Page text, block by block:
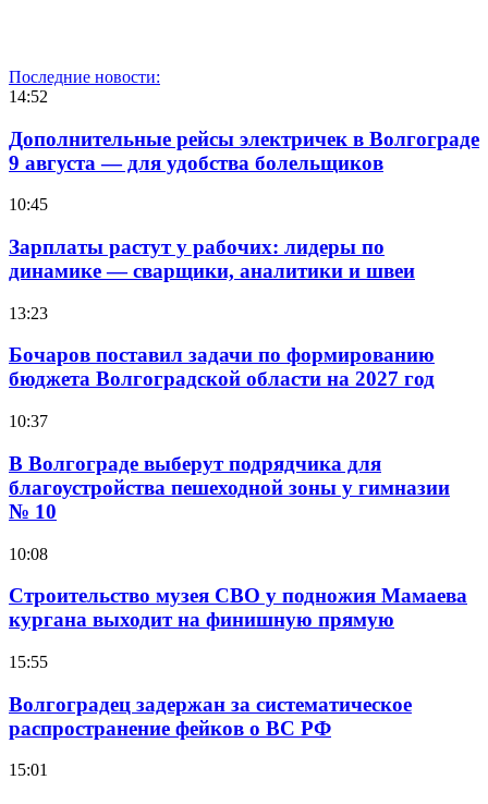
Последние новости:
14:52
Дополнительные рейсы электричек в Волгограде
9 августа — для удобства болельщиков
10:45
Зарплаты растут у рабочих: лидеры по
динамике — сварщики, аналитики и швеи
13:23
Бочаров поставил задачи по формированию
бюджета Волгоградской области на 2027 год
10:37
В Волгограде выберут подрядчика для
благоустройства пешеходной зоны у гимназии
№ 10
10:08
Строительство музея СВО у подножия Мамаева
кургана выходит на финишную прямую
15:55
Волгоградец задержан за систематическое
распространение фейков о ВС РФ
15:01